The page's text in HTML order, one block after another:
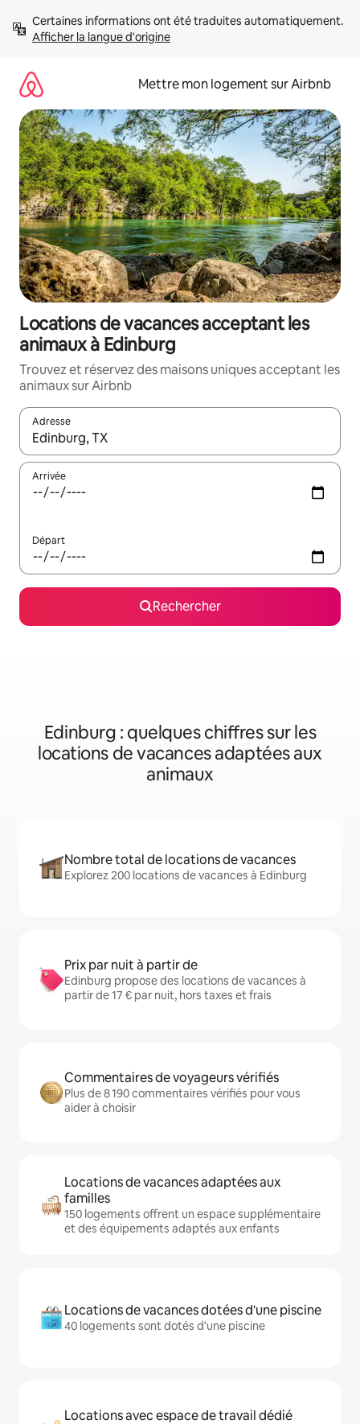
directement
Afficher la langue d'origine
Mettre mon logement sur Airbnb
Locations de vacances acceptant les
animaux à Edinburg
Trouvez et réservez des maisons uniques acceptant les
animaux sur Airbnb
Adresse
Lorsque les résultats s'affichent, utilisez les flèches vers le
Arrivée
Départ
Rechercher
Edinburg : quelques chiffres sur les
locations de vacances adaptées aux
animaux
Nombre total de locations de vacances
Explorez 200 locations de vacances à Edinburg
Prix par nuit à partir de
Edinburg propose des locations de vacances à
partir de 17 € par nuit, hors taxes et frais
Commentaires de voyageurs vérifiés
Plus de 8 190 commentaires vérifiés pour vous
aider à choisir
Locations de vacances adaptées aux
familles
150 logements offrent un espace supplémentaire
et des équipements adaptés aux enfants
Locations de vacances dotées d'une piscine
40 logements sont dotés d'une piscine
Locations avec espace de travail dédié